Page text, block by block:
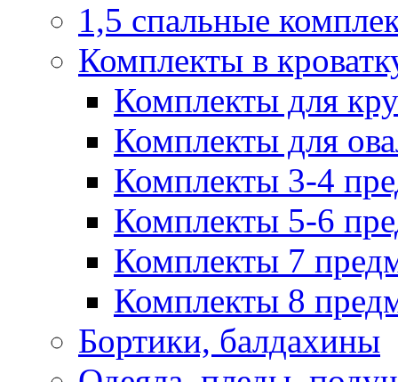
1,5 спальные
Комплекты в
Комплекты для
Комплекты для
Комплекты 3-4
Комплекты 5-6
Комплекты 7
Комплекты 8
Бортики, балдахины